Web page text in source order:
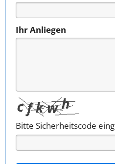
Ihr Anliegen
Bitte Sicherheitscode